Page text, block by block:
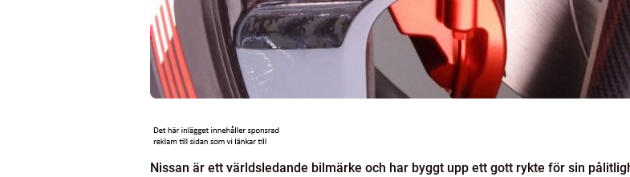
Nissan är ett världsledande bilmärke och har byggt upp ett gott rykte för sin